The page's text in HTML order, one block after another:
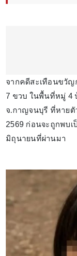
จากคดีสะเทือนขวัญ
7 ขวบ ในพื้นที่หมู่ 4
จ.กาญจนบุรี ที่หายตั
2569 ก่อนจะถูกพบ
มิถุนายนที่ผ่านมา